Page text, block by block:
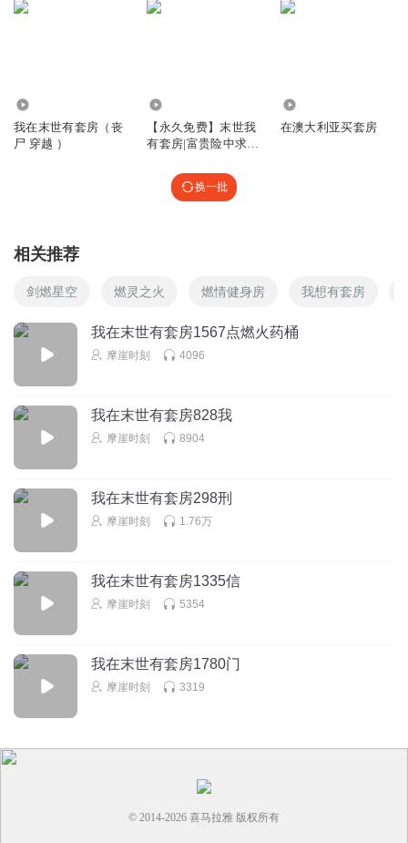
我在末世有套房（丧
尸 穿越 ）
【永久免费】末世我
有套房|富贵险中求|
在澳大利亚买套房
换一批
相关推荐
剑燃星空 燃灵之火 燃情健身房 我想有套房
我在末世有套房1567点燃火药桶
摩崖时刻 4096
我在末世有套房828我
摩崖时刻 8904
我在末世有套房298刑
摩崖时刻 1.76万
我在末世有套房1335信
摩崖时刻 5354
我在末世有套房1780门
摩崖时刻 3319
© 2014-2026 喜马拉雅 版权所有